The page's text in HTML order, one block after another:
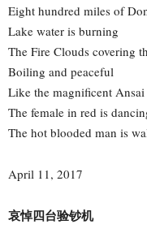
Eight hundred miles of
Lake water is burning
The Fire Clouds covering
Boiling and peaceful
Like the magnificent
The female in red is
The hot blooded man is
April 11, 2017
哀悼四台验钞机